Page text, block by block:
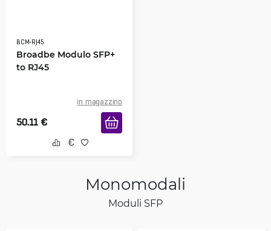
BCM-RJ45
Broadbe Modulo SFP+
to RJ45
in magazzino
50.11 €
Monomodali
Moduli SFP